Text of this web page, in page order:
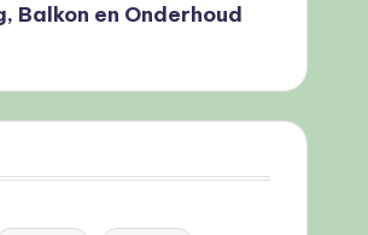
Balkon en Onderhoud